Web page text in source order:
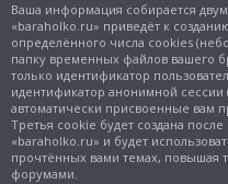
Ваша информация собирается
«baraholko.ru» приведёт к
определённого числа cookies
папку временных файлов вашего
только идентификатор
идентификатор анонимной
автоматически присвоенные вам
Третья cookie будет создана
«baraholko.ru» и будет
прочтённых вами темах, повышая
форумами.